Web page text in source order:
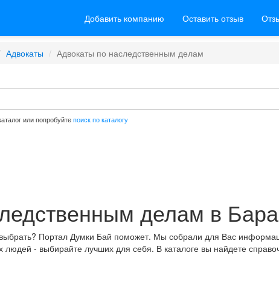
Добавить компанию Оставить отзыв
Адвокаты Адвокаты по наследственным делам
или попробуйтепоиск по каталогу
делам в
Портал Думки Бай поможет. Мы собрали для Вас
людей - выбирайте лучших для себя. В каталоге вы найдете